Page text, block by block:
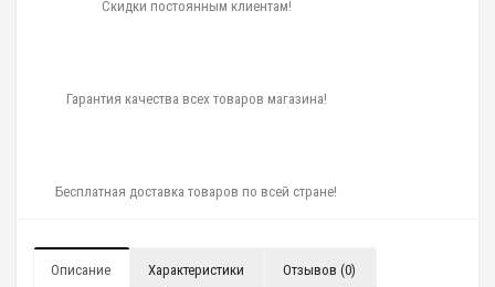
Скидки постоянным клиентам!
Гарантия качества всех товаров магазина!
Бесплатная доставка товаров по всей стране!
Описание Характеристики Отзывов (0)